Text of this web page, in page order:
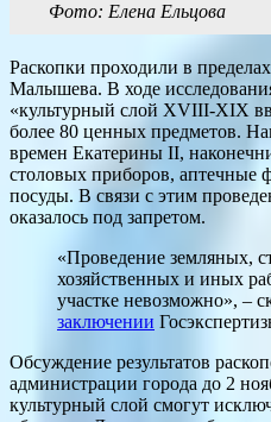
Фото: Елена Ельцова
Раскопки проходили в
Малышева. В ходе
«культурный слой XVIII-XIX
более 80 ценных предметов.
времен Екатерины II,
столовых приборов, аптечные
посуды. В связи с этим
оказалось под запретом.
«Проведение земляных,
хозяйственных и иных
участке невозможно», –
заключении
Обсуждение результатов
администрации города до 2
культурный слой смогут